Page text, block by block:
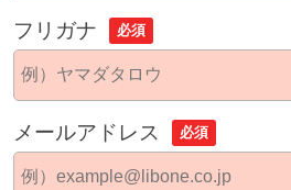
フリガナ 必須
メールアドレス 必須